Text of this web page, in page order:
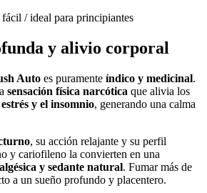
fácil / ideal para principiantes
y alivio corporal
Auto es puramente índico y medicinal.
sensación física narcótica que alivia los
y el insomnio, generando una calma
, su acción relajante y su perfil
y cariofileno la convierten en una
y sedante natural. Fumar más de
a un sueño profundo y placentero.